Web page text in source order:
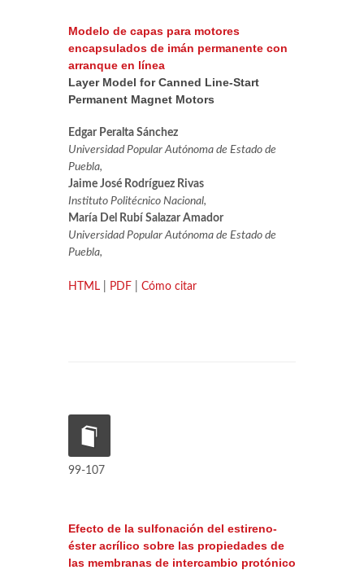
Modelo de capas para motores
encapsulados de imán permanente con
arranque en línea
Layer Model for Canned Line-Start
Permanent Magnet Motors
Edgar Peralta Sánchez
Universidad Popular Autónoma de Estado de
Puebla,
Jaime José Rodríguez Rivas
Instituto Politécnico Nacional,
María Del Rubí Salazar Amador
Universidad Popular Autónoma de Estado de
Puebla,
HTML PDF Cómo citar
99-107
Efecto de la sulfonación del estireno-
éster acrílico sobre las propiedades de
las membranas de intercambio protónico